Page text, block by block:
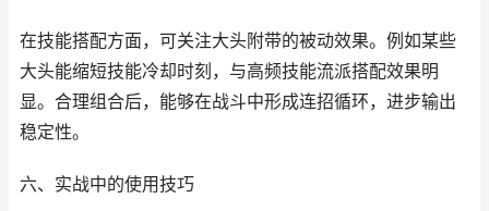
在技能搭配方面，可关注大头附带的被动效果。例如某些
大头能缩短技能冷却时刻，与高频技能流派搭配效果明
显。合理组合后，能够在战斗中形成连招循环，进步输出
稳定性。
六、实战中的使用技巧